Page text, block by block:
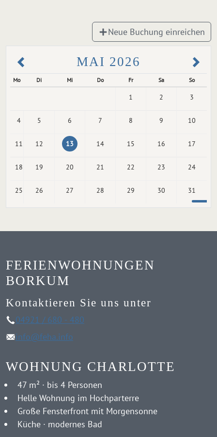
Neue Buchung einreichen
MAI 2026
Mo Di Mi Do Fr Sa So
1 2 3
4 5 6 7 8 9 10
11 12 13 14 15 16 17
18 19 20 21 22 23 24
25 26 27 28 29 30 31
FERIENWOHNUNGEN
BORKUM
Kontaktieren Sie uns unter
04921 / 680 - 480
info@feha.info
WOHNUNG CHARLOTTE
47 m² · bis 4 Personen
Helle Wohnung im Hochparterre
Große Fensterfront mit Morgensonne
Küche · modernes Bad